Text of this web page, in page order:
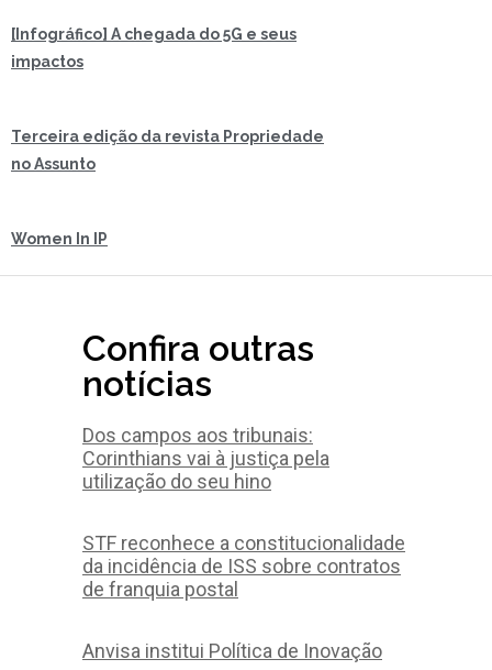
[Infográfico] A chegada do 5G e seus
impactos
Terceira edição da revista Propriedade
no Assunto
Women In IP
Confira outras
notícias
Dos campos aos tribunais:
Corinthians vai à justiça pela
utilização do seu hino
STF reconhece a constitucionalidade
da incidência de ISS sobre contratos
de franquia postal
Anvisa institui Política de Inovação